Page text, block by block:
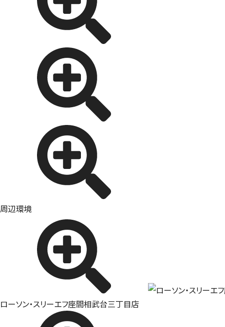
周辺環境
ローソン・スリーエフ座間相武台三丁目店